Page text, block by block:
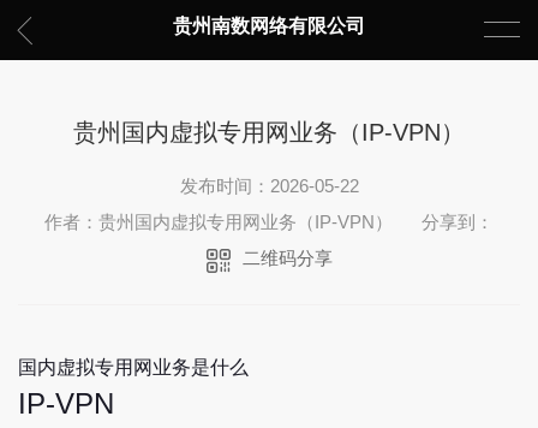
贵州南数网络有限公司
贵州国内虚拟专用网业务（IP-VPN）
发布时间：2026-05-22
作者：贵州国内虚拟专用网业务（IP-VPN）
分享到：
二维码分享
国内虚拟专用网业务是什么
IP-VPN